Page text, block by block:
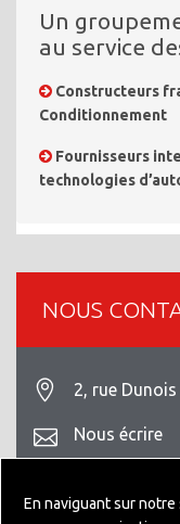
Un
au service
Constructeurs
Conditionnement
Fournisseurs
technologies
NOUS
2, rue
Nous écrire
En naviguant sur